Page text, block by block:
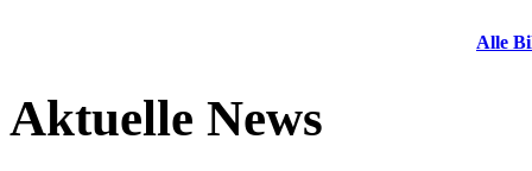
Alle
Aktuelle News